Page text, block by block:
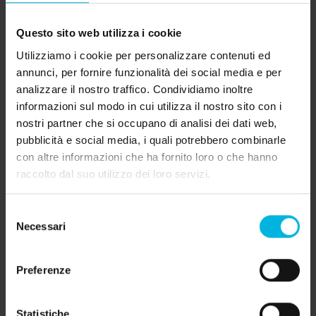
Questo sito web utilizza i cookie
Utilizziamo i cookie per personalizzare contenuti ed
annunci, per fornire funzionalità dei social media e per
analizzare il nostro traffico. Condividiamo inoltre
informazioni sul modo in cui utilizza il nostro sito con i
nostri partner che si occupano di analisi dei dati web,
pubblicità e social media, i quali potrebbero combinarle
con altre informazioni che ha fornito loro o che hanno
raccolto dal suo utilizzo dei loro servizi.
delNecessari
Preferenze
un mondo a sé, un universo di sapori e storie da
scoprire. Eppure, tutti questi mondi sono uniti da
un filo comune: l'amore per un territorio che è
tanto vario quanto affascinante.
Vi invitiamo quindi a intraprendere questo
viaggio culinario, a scoprire e assaporare queste
realtà diverse ma profondamente connesse. È
un'avventura che promette non solo delizie per il
palato, ma anche un'immersione nell'anima di
una terra e delle sue comunità.
questo straordinario angolo del mondo